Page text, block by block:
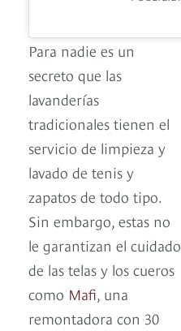
Para nadie es un
secreto que las
lavanderías
tradicionales tienen el
servicio de limpieza y
lavado de tenis y
zapatos de todo tipo.
Sin embargo, estas no
le garantizan el cuidado
de las telas y los cueros
como Mafi, una
remontadora con 30